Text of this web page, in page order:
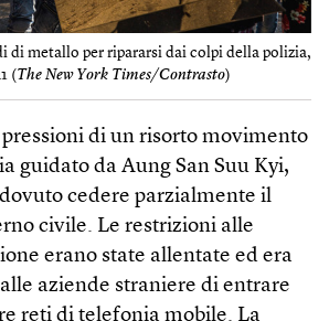
di metallo per ripararsi dai colpi della polizia,
(The N​ew York Times/Contrasto)
di un risorto movimento
guidato da Aung San Suu Kyi,
cedere parzialmente il
civile. Le restrizioni alle
erano state allentate ed era
aziende straniere di entrare
reti di telefonia mobile. La